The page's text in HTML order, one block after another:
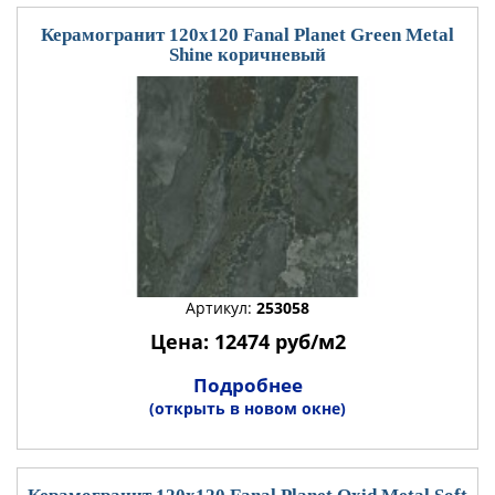
Керамогранит 120x120 Fanal Planet Green Metal
Shine коричневый
Артикул: 253058
Цена: 12474 руб/м2
Подробнее
(открыть в новом окне)